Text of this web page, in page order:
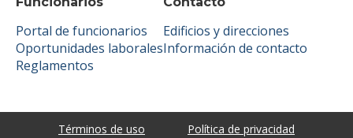
Portal de funcionarios
Oportunidades laborales
Reglamentos
Edificios y direcciones
Información de contacto
Términos de uso Política de privacidad